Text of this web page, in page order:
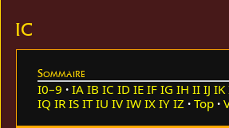
IC
Sommaire
I0–9 IA IB IC ID IE IF IG IH II IJ IK
IQ IR IS IT IU IV IW IX IY IZ Top